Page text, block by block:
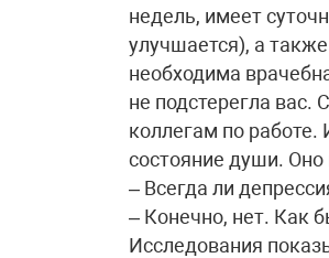
недель, имеет
улучшается), а
необходима
не подстерегла вас.
коллегам по работе.
состояние души. Оно
– Всегда ли
– Конечно, нет. Как
Исследования